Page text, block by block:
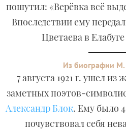
пошутил: «Верёвка всё
Впоследствии ему
Цветаева в
Из биографии М.
7 августа 1921 г. ушел
заметных поэтов-
Александр Блок. Ему было
почувствовал себя